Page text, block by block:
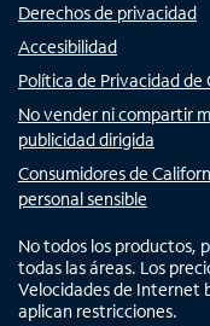
Derechos de privacidad
Accesibilidad
Política de Privacidad de
No vender ni compartir
publicidad dirigida
Consumidores de
personal sensible
No todos los productos,
todas las áreas. Los
Velocidades de Internet
aplican restricciones.